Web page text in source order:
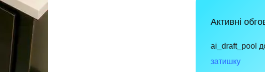
Активні
ai_draft_pool
затишку